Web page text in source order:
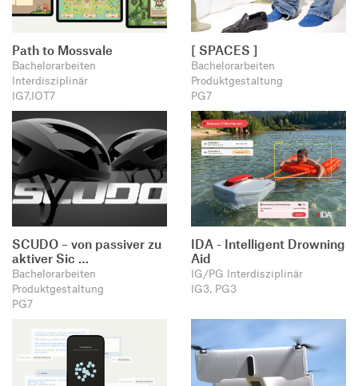
Path to Mossvale
Bachelorarbeiten
Interdisziplinär
IG7,IOT7
[ SPACES ]
Bachelorarbeiten
Produktgestaltung
PG7
SCUDO – von passiver zu
aktiver Sic …
Bachelorarbeiten
Produktgestaltung
PG7
IDA - Intelligent Drowning
Aid
IG/PG Interdisziplinär
IG3, PG3